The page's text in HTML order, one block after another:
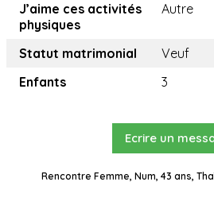
J’aime ces activités
physiques
Autre
Statut matrimonial
Veuf
Enfants
3
Ecrire un
Rencontre Femme, Num, 43 ans,